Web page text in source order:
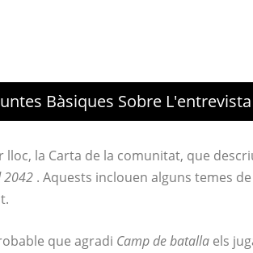
Bàsiques Sobre L'entrevista
lloc, la Carta de la comunitat, que
2042 . Aquests inclouen alguns temes
que agradi Camp de batalla els